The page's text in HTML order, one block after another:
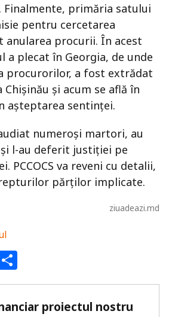
Finalmente, primăria satului
pentru cercetarea
anularea procurii. În acest
a plecat în Georgia, de unde
procurorilor, a fost extrădat
și acum se află în
așteptarea sentinței.
numeroși martori, au
l-au deferit justiției pe
PCCOCS va reveni cu detalii,
părților implicate.
ziuadeazi.md
proiectul nostru